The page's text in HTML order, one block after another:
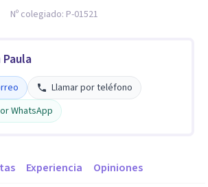
Nº colegiado: P-01521
Llamar por teléfono
WhatsApp
Experiencia Opiniones